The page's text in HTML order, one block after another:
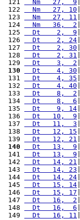
121
  Nm   27,  9
122
  Nm   27, 10
123
  Nm   27, 11
124
  Nm   36,  2
125
  Dt    2,  9
126
  Dt    2, 24
127
  Dt    2, 30
128
  Dt    2, 31
129
  Dt    3,  2
130
  Dt    4, 30
131
  Dt    4, 35
132
  Dt    4, 40
133
  Dt    8,  2
134
  Dt    8,  6
135
  Dt    9, 14
136
  Dt   10,  9
137
  Dt   11,  3
138
  Dt   12, 15
139
  Dt   12, 21
140
  Dt   13,  9
141
  Dt   13,  9
142
  Dt   14, 21
143
  Dt   14, 23
144
  Dt   14, 24
145
  Dt   15, 14
146
  Dt   15, 17
147
  Dt   16,  2
148
  Dt   16,  6
149
  Dt   16, 11